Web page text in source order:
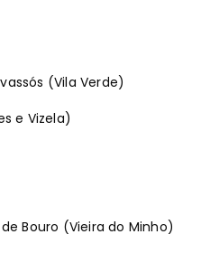
(Vila Verde)
e Vizela)
Bouro (Vieira do Minho)